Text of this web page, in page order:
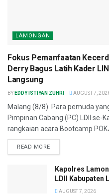
LAMONGAN
Fokus Pemanfaatan
Derry Bagus Latih Kader
Langsung
BY EDDY ISTIYAN ZUHRI AUGUST 7,
Malang (8/8). Para pemuda
Pimpinan Cabang (PC) LDII se-
rangkaian acara Bootcamp
READ MORE
Kapolres
LDII Kabupaten
AUGUST 7, 2026